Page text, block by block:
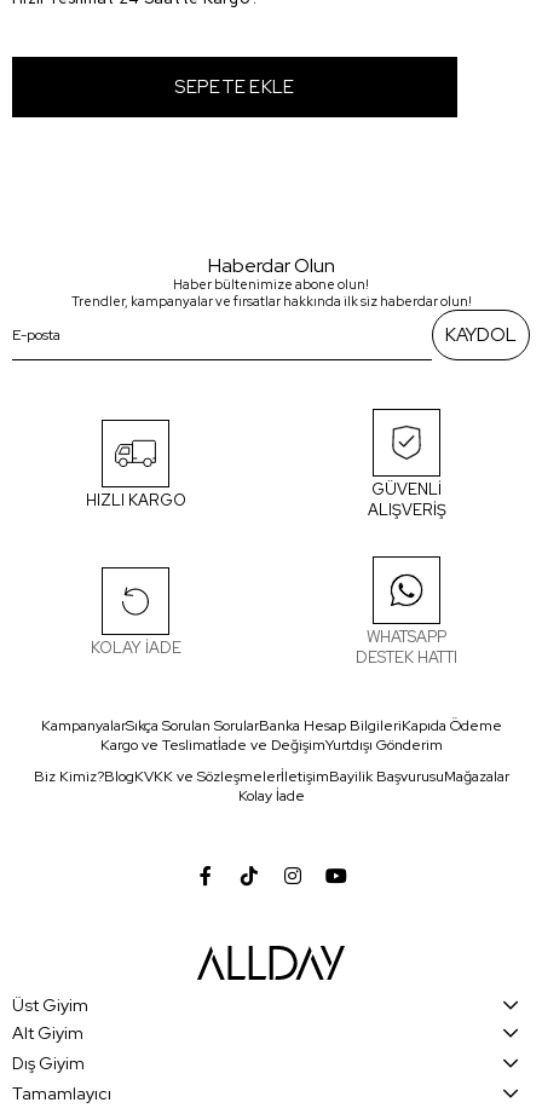
Haberdar Olun
Haber bültenimize abone olun!
Trendler, kampanyalar ve fırsatlar hakkında ilk siz haberdar olun!
KAYDOL
HIZLI KARGO
GÜVENLİ
ALIŞVERİŞ
KOLAY İADE
WHATSAPP
DESTEK HATTI
KampanyalarSıkça Sorulan SorularBanka Hesap BilgileriKapıda Ödeme
Kargo ve Teslimatİade ve DeğişimYurtdışı Gönderim
Biz Kimiz?BlogKVKK ve SözleşmelerİletişimBayilik BaşvurusuMağazalar
Kolay İade
Üst Giyim
Alt Giyim
Dış Giyim
Tamamlayıcı